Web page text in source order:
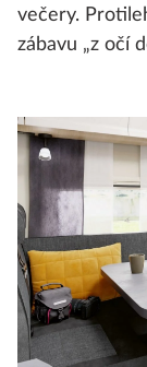
večery.
zábavu „z očí